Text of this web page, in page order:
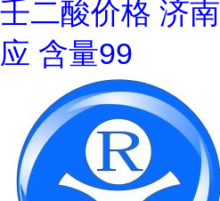
壬二酸价格 济
应 含量99